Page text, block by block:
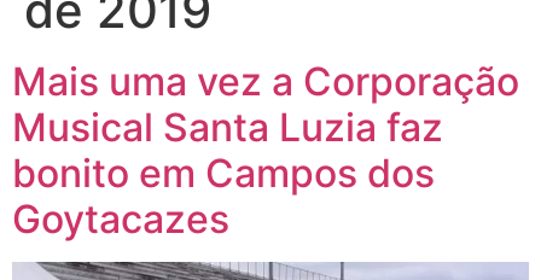
Mais uma vez a Corporação
Musical Santa Luzia faz
bonito em Campos dos
Goytacazes